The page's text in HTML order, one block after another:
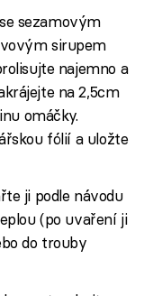
sezamovým
sirupem
najemno a
na 2,5cm
omáčky.
fólií a uložte
ji podle návodu
(po uvaření ji
do trouby